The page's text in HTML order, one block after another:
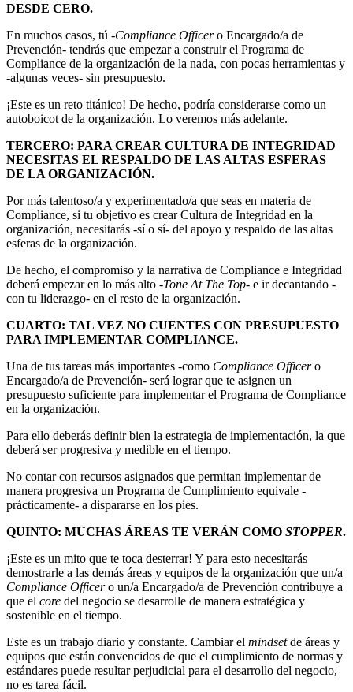
DESDE CERO.
En muchos casos, tú -Compliance Officero Encargado/a de
Prevención- tendrás que empezar a construir el Programa de
Compliance de la organización de la nada, con pocas herramientas y
-algunas veces- sin presupuesto.
¡Este es un reto titánico! De hecho, podría considerarse como un
autoboicot de la organización. Lo veremos más adelante.
TERCERO: PARA CREAR CULTURA DE INTEGRIDAD
NECESITAS EL RESPALDO DE LAS ALTAS ESFERAS
DE LA ORGANIZACIÓN.
Por más talentoso/a y experimentado/a que seas en materia de
Compliance, si tu objetivo es crear Cultura de Integridad en la
organización, necesitarás -sí o sí- del apoyo y respaldo de las altas
esferas de la organización.
De hecho, el compromiso y la narrativa de Compliance e Integridad
deberá empezar en lo más alto -Tone At The Top- e ir decantando -
con tu liderazgo- en el resto de la organización.
CUARTO: TAL VEZ NO CUENTES CON PRESUPUESTO
PARA IMPLEMENTAR COMPLIANCE.
Una de tus tareas más importantes -como Compliance Officero
Encargado/a de Prevención- será lograr que te asignen un
presupuesto suficiente para implementar el Programa de Compliance
en la organización.
Para ello deberás definir bien la estrategia de implementación, la que
deberá ser progresiva y medible en el tiempo.
No contar con recursos asignados que permitan implementar de
manera progresiva un Programa de Cumplimiento equivale -
prácticamente- a dispararse en los pies.
QUINTO: MUCHAS ÁREAS TE VERÁN COMO STOPPER.
¡Este es un mito que te toca desterrar! Y para esto necesitarás
demostrarle a las demás áreas y equipos de la organización que un/a
Compliance Officero un/a Encargado/a de Prevención contribuye a
que el core del negocio se desarrolle de manera estratégica y
sostenible en el tiempo.
Este es un trabajo diario y constante. Cambiar el mindsetde áreas y
equipos que están convencidos de que el cumplimiento de normas y
estándares puede resultar perjudicial para el desarrollo del negocio,
no es tarea fácil.